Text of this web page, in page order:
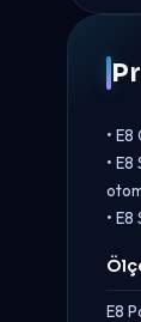
•
•
•
E8